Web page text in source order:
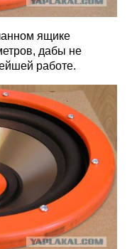
ящике
дабы не
работе.